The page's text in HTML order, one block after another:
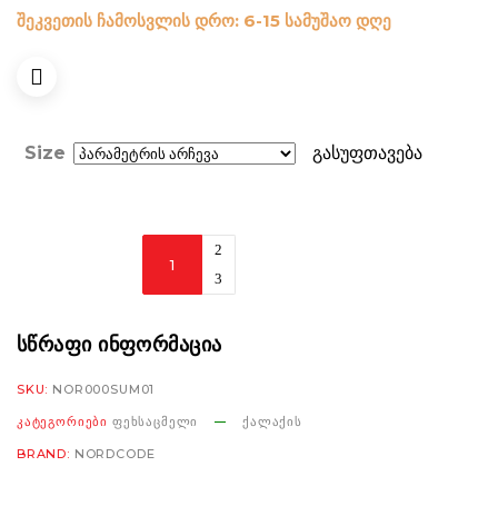
შეკვეთის ჩამოსვლის დრო: 6-15 სამუშაო დღე
Size გასუფთავება
Nordcode
Summer
WP
black
რაოდენობა
ᲡᲬᲠᲐᲤᲘ ᲘᲜᲤᲝᲠᲛᲐᲪᲘᲐ
SKU: NOR000SUM01
ᲙᲐᲢᲔᲒᲝᲠᲘᲔᲑᲘ ᲤᲔᲮᲡᲐᲪᲛᲔᲚᲘ ᲥᲐᲚᲐᲥᲘᲡ
BRAND: NORDCODE